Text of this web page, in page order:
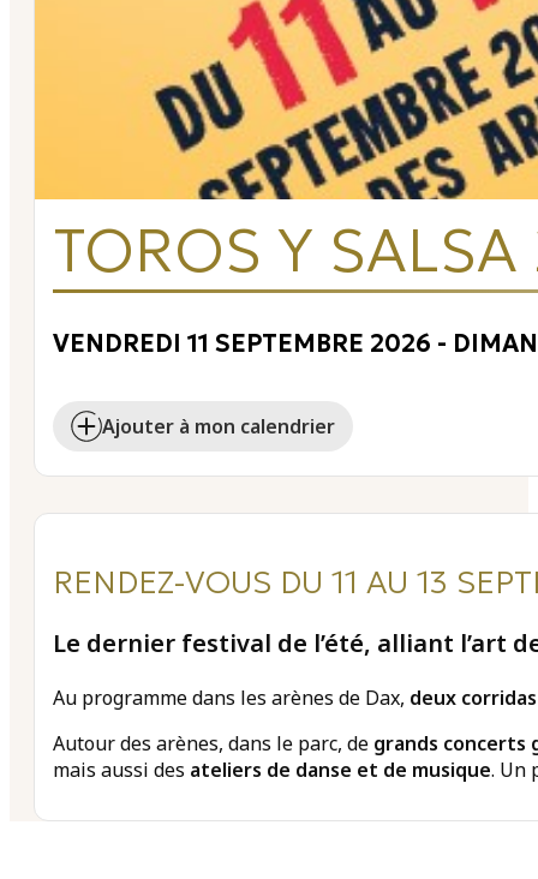
TOROS Y
VENDREDI 11 SEPTEMBRE 2026 -
Ajouter à mon calendrier
RENDEZ-VOUS DU 11 AU 13
Le dernier festival de l’été, alliant l’art
Au programme dans les arènes de Dax, deux
Autour des arènes, dans le parc, de grands concerts
mais aussi des ateliers de danse et de musique. Un